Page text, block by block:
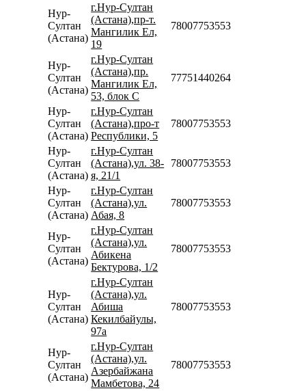
Нур-
Султан
(Астана)
г.Нур-Султан
(Астана),пр-т.
Мангилик Ел,
19
78007753553
Нур-
Султан
(Астана)
г.Нур-Султан
(Астана),пр.
Мангилик Ел,
53, блок С
77751440264
Нур-
Султан
(Астана)
г.Нур-Султан
(Астана),про-т
Республики, 5
78007753553
Нур-
Султан
(Астана)
г.Нур-Султан
(Астана),ул. 38-
я, 21/1
78007753553
Нур-
Султан
(Астана)
г.Нур-Султан
(Астана),ул.
Абая, 8
78007753553
Нур-
Султан
(Астана)
г.Нур-Султан
(Астана),ул.
Абикена
Бектурова, 1/2
78007753553
Нур-
Султан
(Астана)
г.Нур-Султан
(Астана),ул.
Абиша
Кекилбайулы,
97а
78007753553
Нур-
Султан
(Астана)
г.Нур-Султан
(Астана),ул.
Азербайжана
Мамбетова, 24
78007753553